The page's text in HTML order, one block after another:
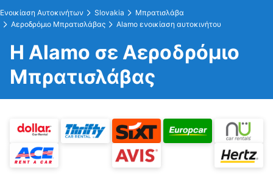
Ενοικίαση Αυτοκινήτων Slovakia
Μπρατισλάβα
Αεροδρόμιο Μπρατισλάβας
Alamo ενοικίαση αυτοκινήτου
Η Alamo σε Αεροδρόμιο
Μπρατισλάβας